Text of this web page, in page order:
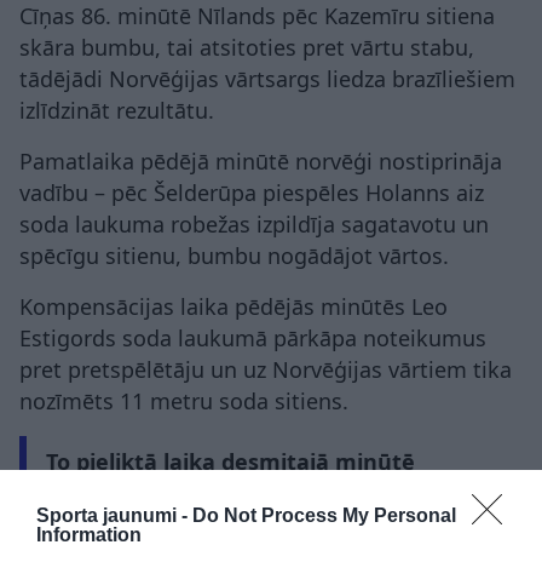
Sporta jaunumi - Do Not Process My Personal
Information
Cīņas 86. minūtē Nīlands pēc Kazemīru sitiena
skāra bumbu, tai atsitoties pret vārtu stabu,
tādējādi Norvēģijas vārtsargs liedza brazīliešiem
izlīdzināt rezultātu.
Pamatlaika pēdējā minūtē norvēģi nostiprināja
vadību – pēc Šelderūpa piespēles Holanns aiz
soda laukuma robežas izpildīja sagatavotu un
spēcīgu sitienu, bumbu nogādājot vārtos.
Kompensācijas laika pēdējās minūtēs Leo
Estigords soda laukumā pārkāpa noteikumus
pret pretspēlētāju un uz Norvēģijas vārtiem tika
nozīmēts 11 metru soda sitiens.
To pieliktā laika desmitajā minūtē
ievadīšanas spēlē brazīliešiem vairs